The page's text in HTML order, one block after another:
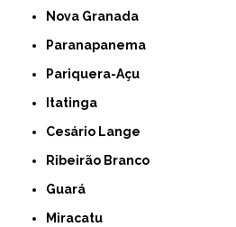
Nova Granada
Paranapanema
Pariquera-Açu
Itatinga
Cesário Lange
Ribeirão Branco
Guará
Miracatu